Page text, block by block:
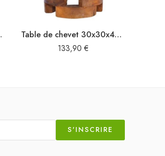
x 64 cm Table de chevet 30x30x45 cm Bois de teck massif
133,90 €
S'INSCRIRE